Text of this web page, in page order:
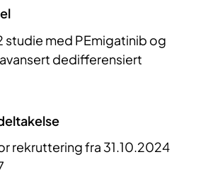
studie med PEmigatinib og
dedifferensiert
rekruttering fra 31.10.2024